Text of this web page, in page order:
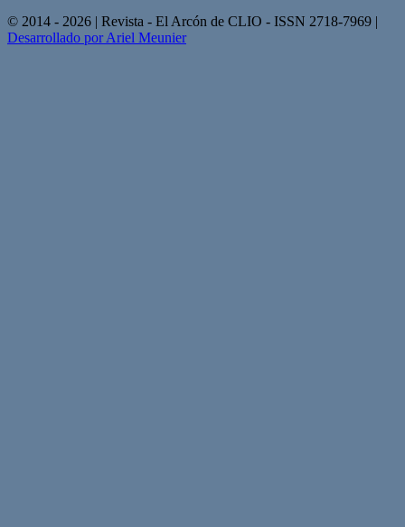
© 2014 - 2026 | Revista - El Arcón de CLIO - ISSN 2718-7969 |
Desarrollado por Ariel Meunier